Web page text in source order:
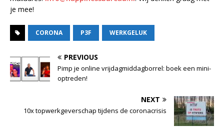
je mee!
CORONA P3F WERKGELUK
PREVIOUS
Pimp je online vrijdagmiddagborrel: boek een mini-
optreden!
NEXT
10x topwerkgeverschap tijdens de coronacrisis